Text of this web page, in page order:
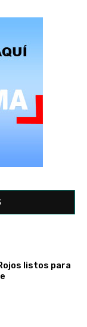
listos para